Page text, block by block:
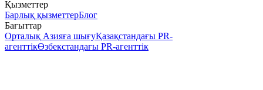
Қызметтер
Барлық қызметтерБлог
Бағыттар
Орталық Азияға шығуҚазақстандағы PR-
агенттікӨзбекстандағы PR-агенттік